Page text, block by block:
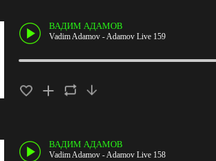
ВАДИМ АДАМОВ
Vadim Adamov - Adamov Live 159
ВАДИМ АДАМОВ
Vadim Adamov - Adamov Live 158